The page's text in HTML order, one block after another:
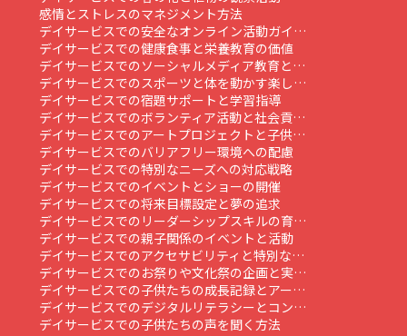
感情とストレスのマネジメント方法
デイサービスでの安全なオンライン活動ガイ…
デイサービスでの健康食事と栄養教育の価値
デイサービスでのソーシャルメディア教育と…
デイサービスでのスポーツと体を動かす楽し…
デイサービスでの宿題サポートと学習指導
デイサービスでのボランティア活動と社会貢…
デイサービスでのアートプロジェクトと子供…
デイサービスでのバリアフリー環境への配慮
デイサービスでの特別なニーズへの対応戦略
デイサービスでのイベントとショーの開催
デイサービスでの将来目標設定と夢の追求
デイサービスでのリーダーシップスキルの育…
デイサービスでの親子関係のイベントと活動
デイサービスでのアクセサビリティと特別な…
デイサービスでのお祭りや文化祭の企画と実…
デイサービスでの子供たちの成長記録とアー…
デイサービスでのデジタルリテラシーとコン…
デイサービスでの子供たちの声を聞く方法